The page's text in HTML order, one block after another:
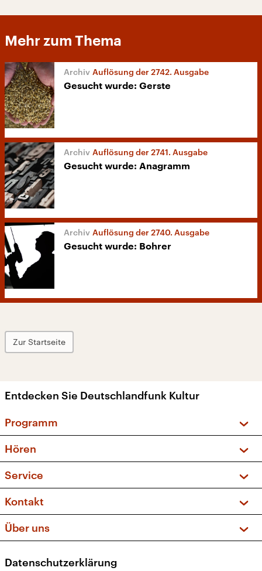
Mehr zum Thema
Auflösung der 2742. Ausgabe
Gesucht wurde: Gerste
Auflösung der 2741. Ausgabe
Gesucht wurde: Anagramm
Auflösung der 2740. Ausgabe
Gesucht wurde: Bohrer
Zur Startseite
Entdecken Sie Deutschlandfunk Kultur
Programm
Sendungen und Podcasts
Musikliste
Kakadu – Das Kinderprogramm
Hören
Frequenzen (UKW + DAB+)
Service
FAQ
Apps
Newsletter
Kontakt
Social Media
Über uns
Presse
Datenschutzerklärung